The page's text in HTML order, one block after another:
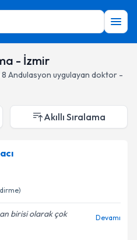
- İzmir
8 Andulasyon uygulayan doktor -
Akıllı Sıralama
birisi olarak çok
Devamı